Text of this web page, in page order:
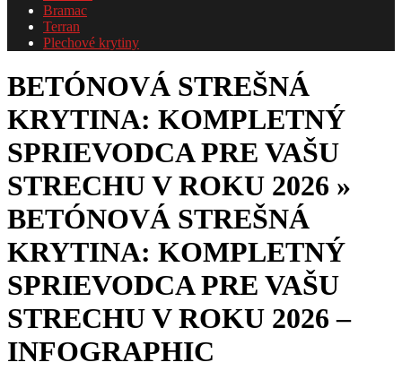
Bramac
Terran
Plechové krytiny
BETÓNOVÁ STREŠNÁ
KRYTINA: KOMPLETNÝ
SPRIEVODCA PRE VAŠU
STRECHU V ROKU 2026 »
BETÓNOVÁ STREŠNÁ
KRYTINA: KOMPLETNÝ
SPRIEVODCA PRE VAŠU
STRECHU V ROKU 2026 –
INFOGRAPHIC